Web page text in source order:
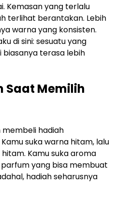
Kemasan yang terlalu
terlihat berantakan. Lebih
warna yang konsisten.
di sini: sesuatu yang
biasanya terasa lebih
Saat Memilih
hadiah
suka warna hitam, lalu
Kamu suka aroma
yang bisa membuat
hadiah seharusnya